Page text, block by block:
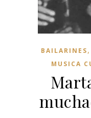
BAILARINES,
MUSICA